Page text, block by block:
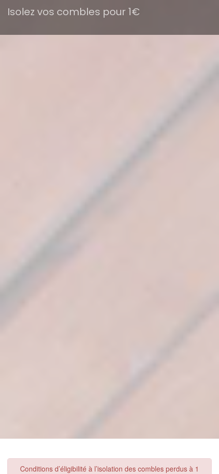
Isolez vos combles pour 1€
Conditions d’éligibilité à l’isolation des combles perdus à 1